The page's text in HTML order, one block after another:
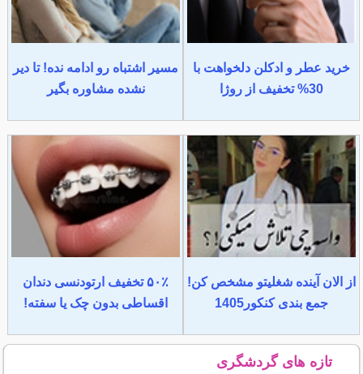
خرید عطر و ادکلن دلخواهت با
30% تخفیف از روژا
مسیر اشتباه رو ادامه نده! تا دیر
نشده مشاوره بگیر
از الان آینده شغلیتو مشخص کن!
جمع بندی کنکور1405
۵۰٪ تخفیف ارتودنسی دندان
اقساطی بدون چک یا سفته!
تازه های گردشگری